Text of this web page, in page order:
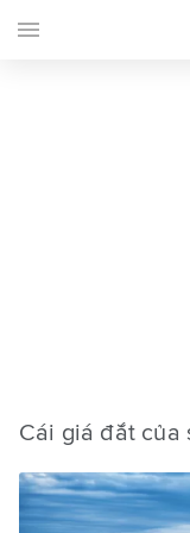
Cái giá đắt của
menu